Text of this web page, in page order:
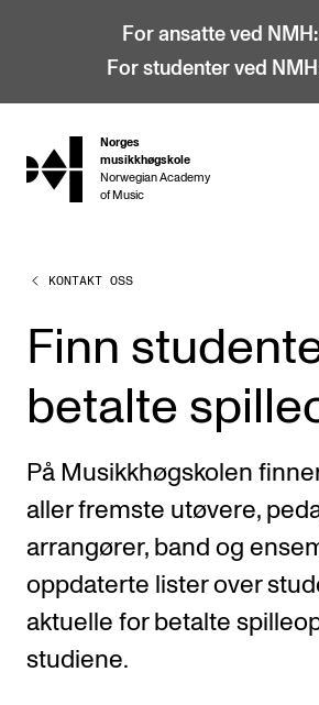
For ansatte ved NMH:
For studenter ved
hjem
Norges
musikkhøgskole
Norwegian Academy
of Music
STUDIER
Alle studier
Bachelor
Master
Årsstudium og videreutdanning
Talentutvikling
KONTAKT OSS
Finn
betalte
På Musikkhøgskolen
aller fremste utøvere,
arrangører, band og
oppdaterte lister over
aktuelle for betalte
studiene.